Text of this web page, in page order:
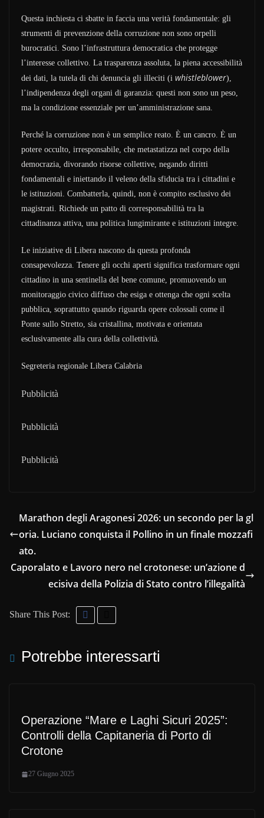
Questa inchiesta ci sbatte in faccia una verità fondamentale: gli
strumenti di prevenzione della corruzione non sono orpelli
burocratici. Sono l’infrastruttura democratica che protegge
l’interesse collettivo. La trasparenza assoluta, la piena accessibilità
dei dati, la tutela di chi denuncia gli illeciti (i whistleblower),
l’indipendenza degli organi di garanzia: questi non sono un peso,
ma la condizione essenziale per un’amministrazione sana.
Perché la corruzione non è un semplice reato. È un cancro. È un
potere occulto, irresponsabile, che metastatizza nel corpo della
democrazia, divorando risorse collettive, negando diritti
fondamentali e iniettando il veleno della sfiducia tra i cittadini e
le istituzioni. Combatterla, quindi, non è compito esclusivo dei
magistrati. Richiede un patto di corresponsabilità tra la
cittadinanza attiva, una politica lungimirante e istituzioni integre.
Le iniziative di Libera nascono da questa profonda
consapevolezza. Tenere gli occhi aperti significa trasformare ogni
cittadino in una sentinella del bene comune, promuovendo un
monitoraggio civico diffuso che esiga e ottenga che ogni scelta
pubblica, soprattutto quando riguarda opere colossali come il
Ponte sullo Stretto, sia cristallina, motivata e orientata
esclusivamente alla cura della collettività.
Segreteria regionale Libera Calabria
Pubblicità
Pubblicità
Pubblicità
Marathon degli Aragonesi 2026: un secondo per la gl
oria. Luciano conquista il Pollino in un finale mozzafi
ato.
Caporalato e Lavoro nero nel crotonese: un’azione d
ecisiva della Polizia di Stato contro l’illegalità
Share This Post:
Potrebbe interessarti
Operazione “Mare e Laghi Sicuri 2025”:
Controlli della Capitaneria di Porto di
Crotone
27 Giugno 2025